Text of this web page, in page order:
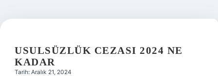
USULSÜZLÜK CEZASI 2024 NE
KADAR
Tarih: Aralık 21, 2024